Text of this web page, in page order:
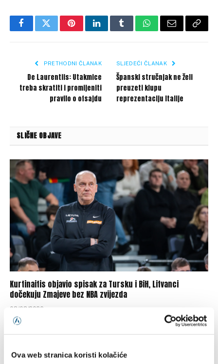
Ova web stranica koristi kolačiće
FacebookTwitterPinterestLinkedInTumblrWhatsApp
Email Copy
PRETHODNI ČLANAK
De Laurentiis: Utakmice
treba skratiti i promijeniti
pravilo o ofsajdu
SLJEDEĆI ČLANAK
Španski stručnjak ne želi
preuzeti klupu
reprezentaciju Italije
SLIČNE OBJAVE
Kurtinaitis objavio spisak za Tursku i BiH, Litvanci
dočekuju Zmajeve bez NBA zvijezda
08/08/2026